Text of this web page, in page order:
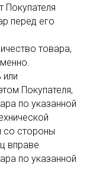
Покупателя
перед его
товара,
Покупателя,
по указанной
со стороны
вправе
по указанной